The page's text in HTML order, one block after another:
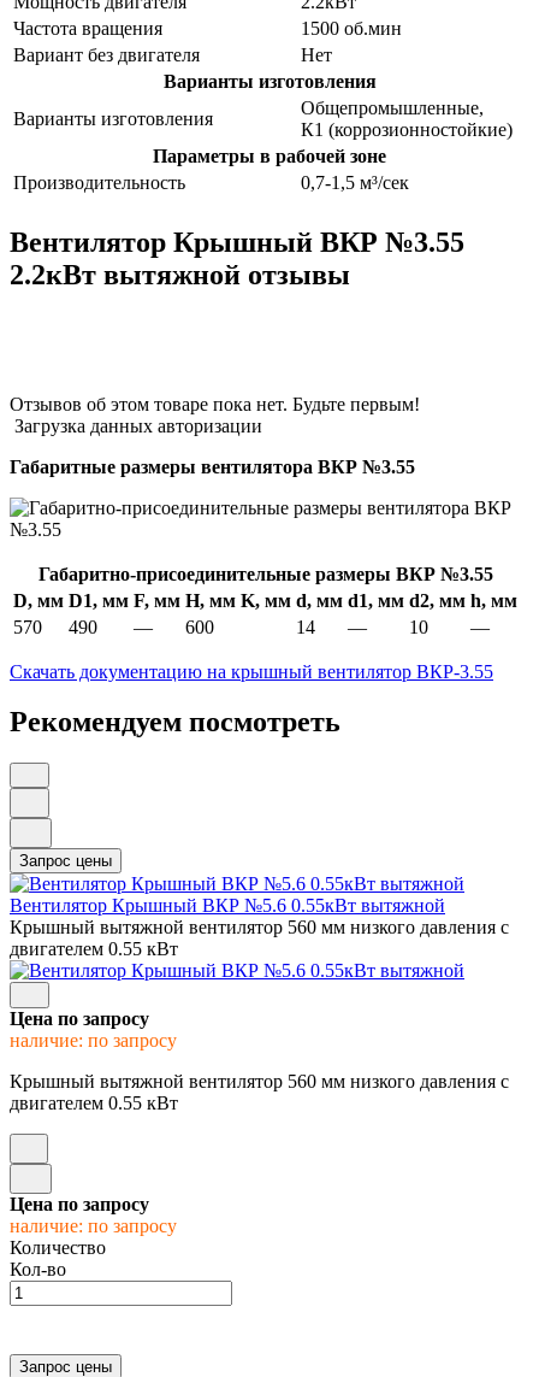
Частота вращения
1500 об.мин
Вариант без двигателя
Нет
Варианты изготовления
Варианты изготовления
Общепромышленные,
К1 (коррозионностойкие)
Параметры в рабочей зоне
Производительность
0,7-1,5 м³/сек
Вентилятор Крышный ВКР №3.55
2.2кВт вытяжной отзывы
Отзывов об этом товаре пока нет. Будьте первым!
Загрузка данных авторизации
Габаритные размеры вентилятора ВКР №3.55
Габаритно-присоединительные размеры ВКР №3.55
D, мм D1, мм F, мм H, мм K, мм d, мм d1, мм d2, мм h, мм
570
490 — 600 14 — 10 —
Скачать документацию на крышный вентилятор ВКР-3.55
Рекомендуем посмотреть
Вентилятор Крышный ВКР №5.6 0.55кВт вытяжной
Крышный вытяжной вентилятор 560 мм низкого давления с
двигателем 0.55 кВт
Цена по запросу
наличие: по запросу
Крышный вытяжной вентилятор 560 мм низкого давления с
двигателем 0.55 кВт
Цена по запросу
наличие: по запросу
Количество
Кол-во